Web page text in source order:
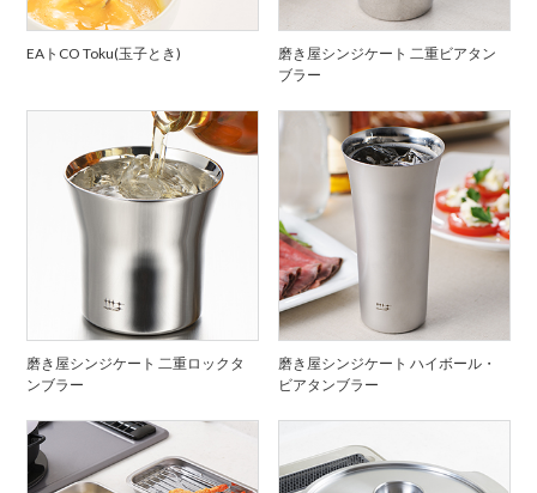
EAトCO Toku(玉子とき)
磨き屋シンジケート 二重ビアタン
ブラー
磨き屋シンジケート 二重ロックタ
ンブラー
磨き屋シンジケート ハイボール・
ビアタンブラー